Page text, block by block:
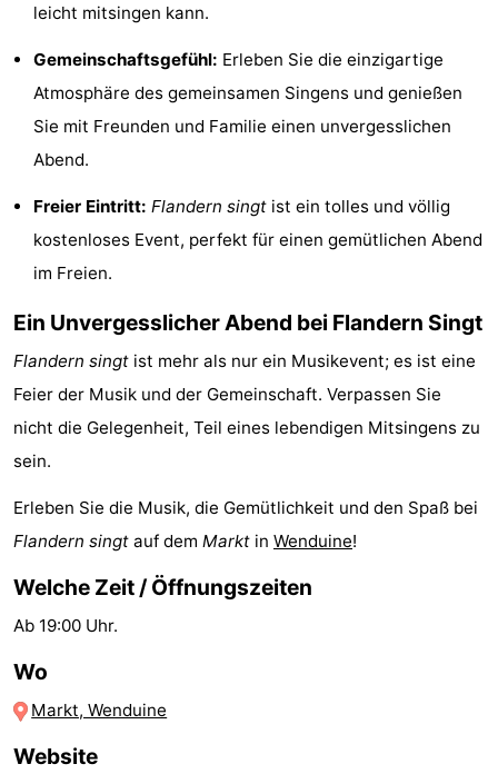
Spielplätze
Bowling
Minigolfplätze
Wellness-
Zentren
Städte
Natur
Sport
Reiten
-
Golfplatze
-
Surfen
Essen
und
Wandern
Veranstaltungen
Kreuzfahrtterminal
Route
leicht mitsingen kann.
Gemeinschaftsgefühl: Erleben Sie die einzigartige
Atmosphäre des gemeinsamen Singens und genießen
Sie mit Freunden und Familie einen unvergesslichen
Abend.
Freier Eintritt: Flandern singt ist ein tolles und völlig
kostenloses Event, perfekt für einen gemütlichen Abend
im Freien.
Ein Unvergesslicher Abend bei Flandern Singt
Flandern singt ist mehr als nur ein Musikevent; es ist eine
Feier der Musik und der Gemeinschaft. Verpassen Sie
nicht die Gelegenheit, Teil eines lebendigen Mitsingens zu
sein.
Erleben Sie die Musik, die Gemütlichkeit und den Spaß bei
Flandern singt auf dem Markt in Wenduine!
Welche Zeit / Öffnungszeiten
Ab 19:00 Uhr.
Wo
Markt, Wenduine
Website